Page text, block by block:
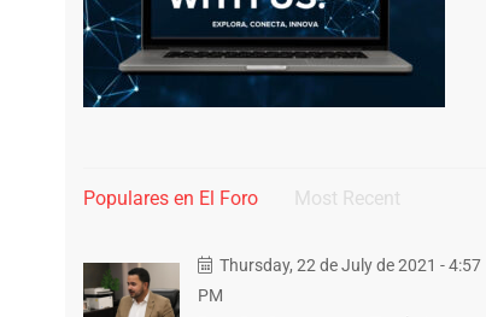
Populares en El Foro Most Recent
Thursday, 22 de July de 2021 - 4:57
PM